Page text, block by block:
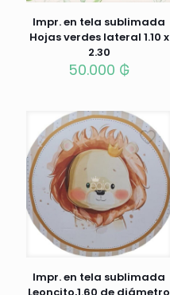
Impr. en tela sublimada
Hojas verdes lateral 1.10 x
2.30
50.000 ₲
Impr. en tela sublimada
Leoncito,1.60 de diámetro